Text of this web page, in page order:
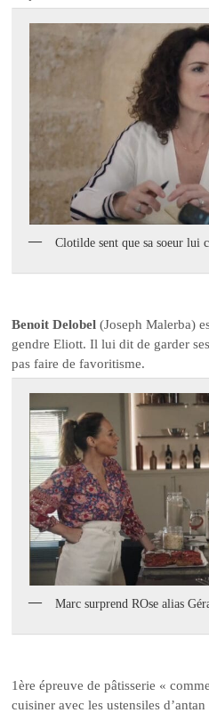
Clotilde sent que sa soeur lui
Benoit Delobel (Joseph Malerba)
gendre Eliott. Il lui dit de garder
pas faire de favoritisme.
Marc surprend ROse alias
1ère épreuve de pâtisserie «
cuisiner avec les ustensiles